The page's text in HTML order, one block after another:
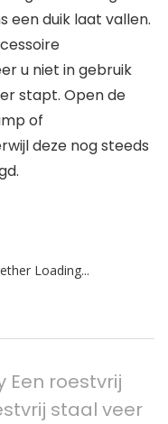
een duik laat vallen.
u niet in gebruik
stapt. Open de
of
deze nog steeds
Loading...
Een roestvrij
staal veer